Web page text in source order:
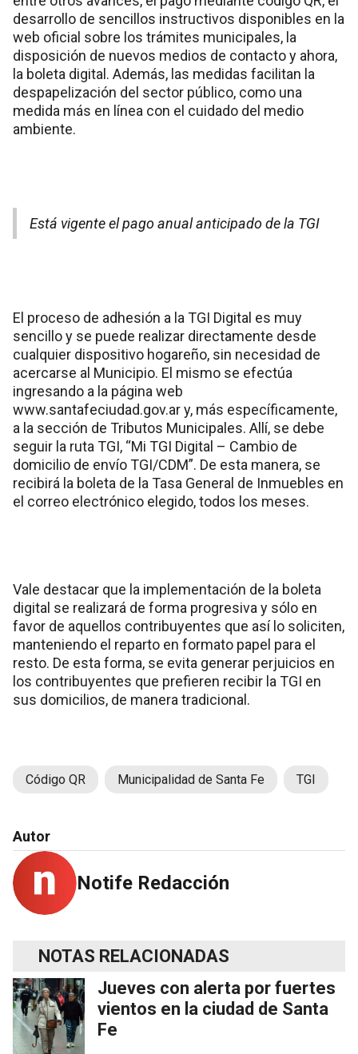
desarrollo de sencillos instructivos disponibles en la
web oficial sobre los trámites municipales, la
disposición de nuevos medios de contacto y ahora,
la boleta digital. Además, las medidas facilitan la
despapelización del sector público, como una
medida más en línea con el cuidado del medio
ambiente.
Está vigente el pago anual anticipado de la TGI
El proceso de adhesión a la TGI Digital es muy
sencillo y se puede realizar directamente desde
cualquier dispositivo hogareño, sin necesidad de
acercarse al Municipio. El mismo se efectúa
ingresando a la página web
www.santafeciudad.gov.ary, más específicamente,
a la sección de Tributos Municipales. Allí, se debe
seguir la ruta TGI, “Mi TGI Digital – Cambio de
domicilio de envío TGI/CDM”. De esta manera, se
recibirá la boleta de la Tasa General de Inmuebles en
el correo electrónico elegido, todos los meses.
Vale destacar que la implementación de la boleta
digital se realizará de forma progresiva y sólo en
favor de aquellos contribuyentes que así lo soliciten,
manteniendo el reparto en formato papel para el
resto. De esta forma, se evita generar perjuicios en
los contribuyentes que prefieren recibir la TGI en
sus domicilios, de manera tradicional.
Código QR Municipalidad de Santa Fe TGI
Autor
Notife Redacción
NOTAS RELACIONADAS
Jueves con alerta por fuertes
vientos en la ciudad de Santa
Fe